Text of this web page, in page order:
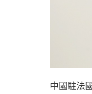
中國駐法